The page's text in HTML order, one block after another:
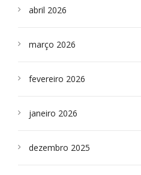
abril 2026
março 2026
fevereiro 2026
janeiro 2026
dezembro 2025